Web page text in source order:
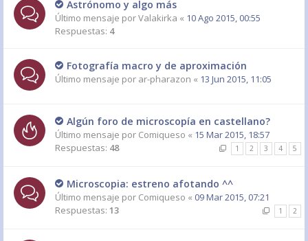
Astrónomo y algo más
Último mensaje porValakirka « 10 Ago 2015, 00:55
Respuestas: 4
Fotografía macro y de aproximación
Último mensaje por ar-pharazon « 13 Jun 2015, 11:05
Algún foro de microscopía en castellano?
Último mensaje por Comiqueso « 15 Mar 2015, 18:57
Respuestas: 48 1 2 3 4 5
Microscopia: estreno afotando ^^
Último mensaje por Comiqueso « 09 Mar 2015, 07:21
Respuestas: 13 1 2